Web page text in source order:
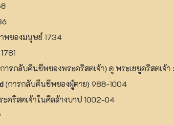
ของมนุษย์ 1734
ารกลับคืนชีพของพระคริสตเจ้า) ดู พระเยซูคริสตเจ้
(การกลับคืนชีพของผู้ตาย) 988-1004
ริสตเจ้าในศีลล้างบาป 1002-04